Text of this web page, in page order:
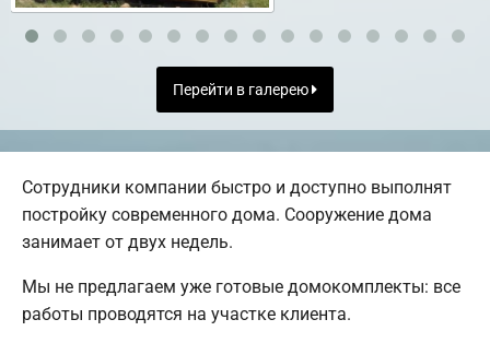
Перейти в галерею
Сотрудники компании быстро и доступно выполнят
постройку современного дома. Сооружение дома
занимает от двух недель.
Мы не предлагаем уже готовые домокомплекты: все
работы проводятся на участке клиента.